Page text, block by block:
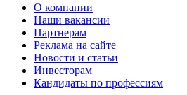
О компании
Наши вакансии
Партнерам
Реклама на сайте
Новости и статьи
Инвесторам
Кандидаты по профессиям